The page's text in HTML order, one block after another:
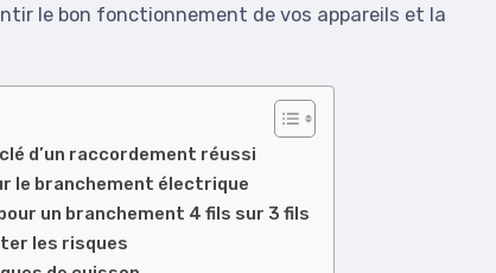
le bon fonctionnement de vos appareils et la
d’un raccordement réussi
le branchement électrique
un branchement 4 fils sur 3 fils
les risques